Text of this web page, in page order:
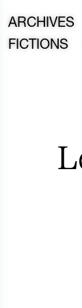
ARCHIVES
FICTIONS